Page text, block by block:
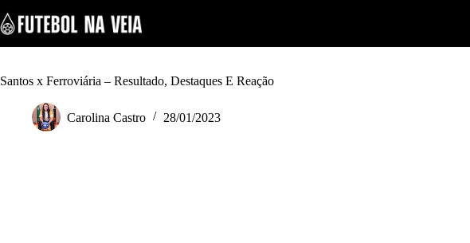
k
i
p
oSantos x Ferroviária – Resultado, Destaques E Reação
Carolina Castro 28/01/2023